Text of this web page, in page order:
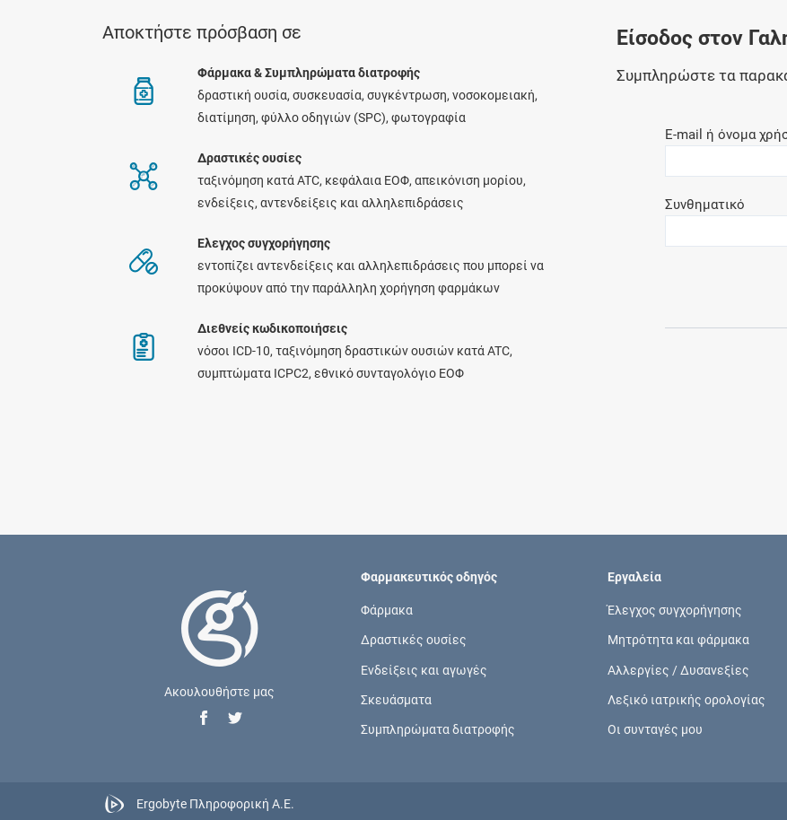
Ελέγξτε την αγωγή σας για αντενδείξεις και
Αποθηκεύστε τις συνταγές σας και
μοιραστείτε τις εύκολα και με ασφάλεια
Ενημερωθείτε για την ασφάλεια χορήγησης
ενός φαρμάκου κατά τη διάρκεια της
επιπλέον παροχές των συνδρομητικών
Ενδείξεις και αγωγές
νόσους, συμπτώματα και ιατρικές πράξεις
Αποκτήστε πρόσβαση σε
Φάρμακα & Συμπληρώματα διατροφής
δραστική ουσία, συσκευασία, συγκέντρωση, νοσοκομειακή,
διατίμηση, φύλλο οδηγιών (SPC), φωτογραφία
Δραστικές ουσίες
ταξινόμηση κατά ATC, κεφάλαια ΕΟΦ, απεικόνιση μορίου,
ενδείξεις, αντενδείξεις και αλληλεπιδράσεις
Ελεγχος συγχορήγησης
εντοπίζει αντενδείξεις και αλληλεπιδράσεις που μπορεί να
προκύψουν από την παράλληλη χορήγηση φαρμάκων
Διεθνείς κωδικοποιήσεις
νόσοι ICD-10, ταξινόμηση δραστικών ουσιών κατά ATC,
συμπτώματα ICPC2, εθνικό συνταγολόγιο ΕΟΦ
Είσοδος στον
Συμπληρώστε τα
E-mail ή όνομα
Συνθηματικό
Ακουλουθήστε μας
Φαρμακευτικός οδηγός
Φάρμακα
Δραστικές ουσίες
Ενδείξεις και αγωγές
Σκευάσματα
Συμπληρώματα διατροφής
Εργαλεία
Έλεγχος συγχορήγησης
Μητρότητα και φάρμακα
Αλλεργίες / Δυσανεξίες
Λεξικό ιατρικής ορολογίας
Οι συνταγές μου
Ergobyte Πληροφορική Α.Ε.